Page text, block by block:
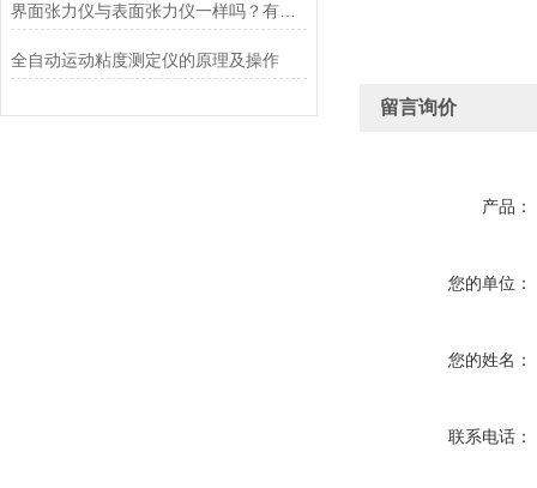
界面张力仪与表面张力仪一样吗？有何区别？
全自动运动粘度测定仪的原理及操作
留言询价
产品：
您的单位：
您的姓名：
联系电话：